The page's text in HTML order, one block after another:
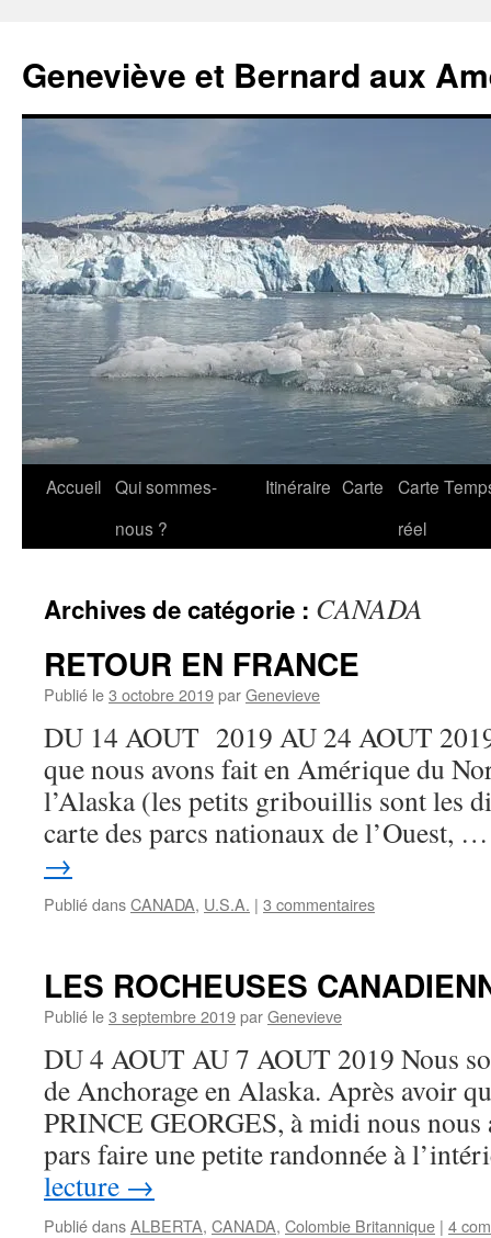
Geneviève et Bernard aux
Aller
Accueil Qui sommes-
nous ?
Itinéraire Carte
Carte
réel
Archives de catégorie : CANADA
RETOUR EN FRANCE
Publié le3 octobre 2019parGenevieve
DU 14 AOUT 2019 AU 24 AOUT
que nous avons fait en Amérique du
l’Alaska (les petits gribouillis sont les
carte des parcs nationaux de l’Ouest,
→
Publié dansCANADA, U.S.A. | 3 commentaires
LES ROCHEUSES
Publié le3 septembre 2019parGenevieve
DU 4 AOUT AU 7 AOUT 2019 Nous
de Anchorage en Alaska. Après avoir
PRINCE GEORGES, à midi nous
pars faire une petite randonnée à
lecture →
Publié dansALBERTA, CANADA, Colombie Britannique | 4